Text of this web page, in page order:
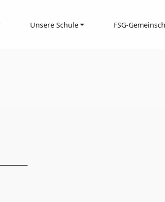
Unsere Schule FSG-